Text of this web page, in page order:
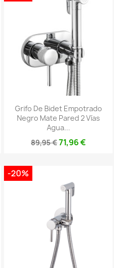
Grifo De Bidet Empotrado
Negro Mate Pared 2 Vías
Agua...
89,95 €71,96 €
-20%